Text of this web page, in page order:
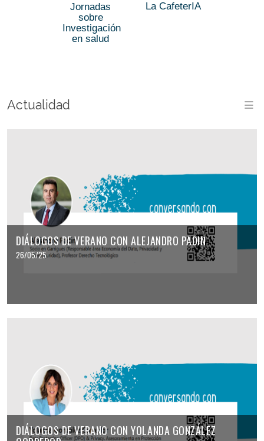
Jornadas
sobre
Investigación
en salud
La CafeterIA
Actualidad
DIÁLOGOS DE VERANO CON ALEJANDRO PADIN
26/05/25
DIÁLOGOS DE VERANO CON YOLANDA GONZÁLEZ